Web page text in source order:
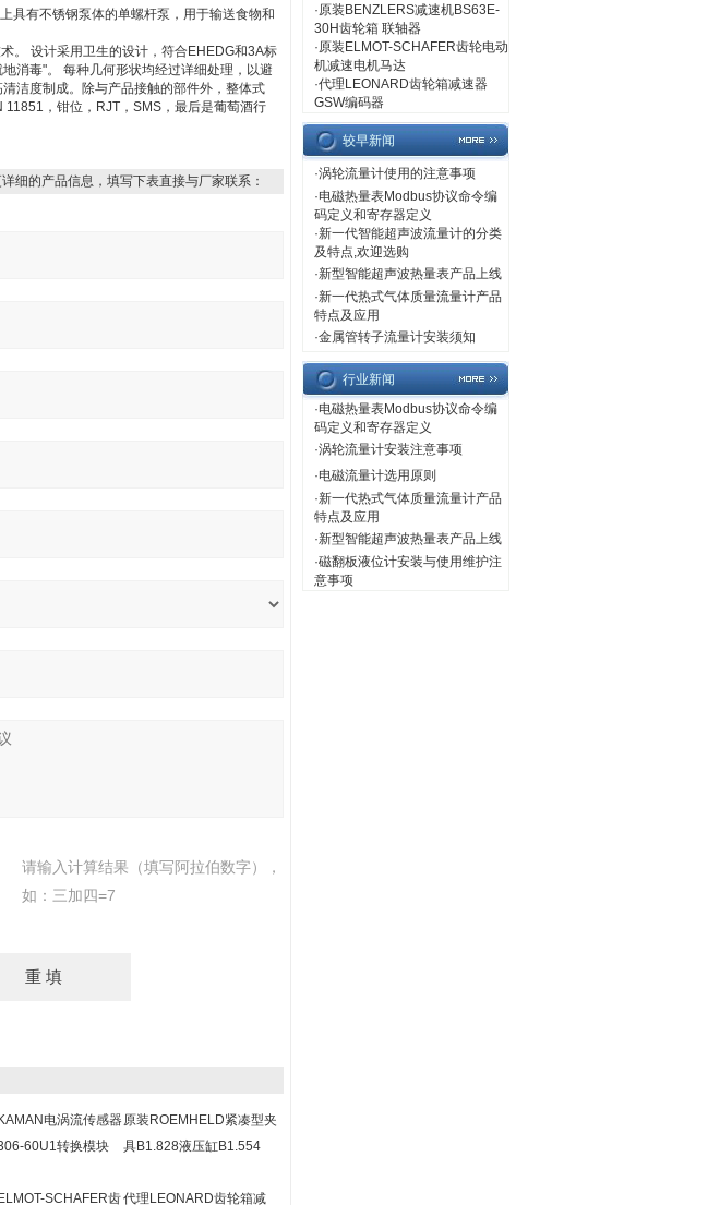
具有不锈钢泵体的单螺杆泵，用于输送食物和
。 设计采用卫生的设计，符合EHEDG和3A标
消毒"。 每种几何形状均经过详细处理，以避
洁度制成。除与产品接触的部件外，整体式
，钳位，RJT，SMS，最后是葡萄酒行
细的产品信息，填写下表直接与厂家联系：
请输入计算结果（填写阿拉伯数字），
如：三加四=7
电涡流传感器
60U1转换模块
原装ROEMHELD紧凑型夹
具B1.828液压缸B1.554
SCHAFER齿代理LEONARD齿轮箱减
·原装BENZLERS减速机BS63E-
30H齿轮箱 联轴器
·原装ELMOT-SCHAFER齿轮电动
机减速电机马达
·代理LEONARD齿轮箱减速器
GSW编码器
较早新闻
·涡轮流量计使用的注意事项
·电磁热量表Modbus协议命令编
码定义和寄存器定义
·新一代智能超声波流量计的分类
及特点,欢迎选购
·新型智能超声波热量表产品上线
·新一代热式气体质量流量计产品
特点及应用
·金属管转子流量计安装须知
行业新闻
·电磁热量表Modbus协议命令编
码定义和寄存器定义
·涡轮流量计安装注意事项
·电磁流量计选用原则
·新一代热式气体质量流量计产品
特点及应用
·新型智能超声波热量表产品上线
·磁翻板液位计安装与使用维护注
意事项